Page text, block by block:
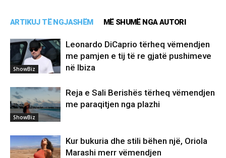
ARTIKUJ TË NGJASHËM MË SHUMË NGA AUTORI
ShowBiz
Leonardo DiCaprio tërheq vëmendjen
me pamjen e tij të re gjatë pushimeve
në Ibiza
ShowBiz
Reja e Sali Berishës tërheq vëmendjen
me paraqitjen nga plazhi
Kur bukuria dhe stili bëhen një, Oriola
Marashi merr vëmendjen